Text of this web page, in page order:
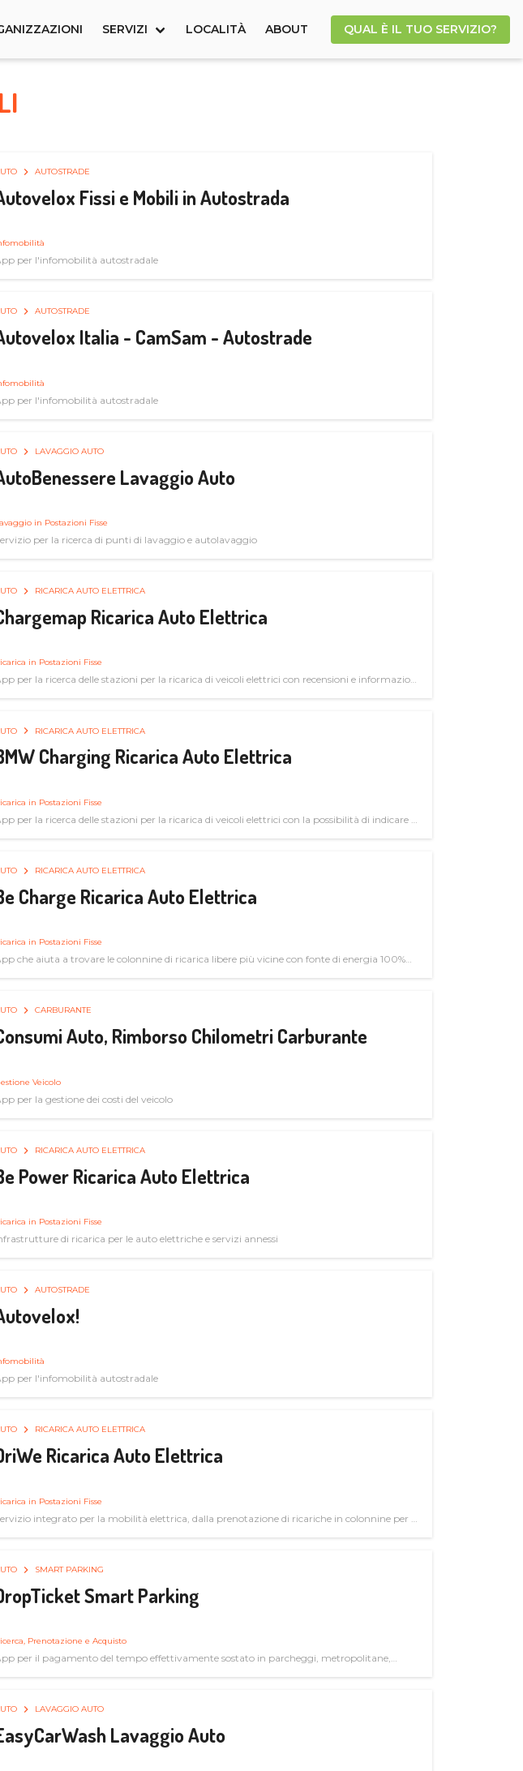
SERVIZI LOCALITÀ ABOUT QUAL È IL TUO SERVIZIO?
AUTOSTRADE
Fissi e Mobili in Autostrada
per l'infomobilità autostradale
AUTOSTRADE
Italia - CamSam - Autostrade
per l'infomobilità autostradale
LAVAGGIO AUTO
Lavaggio Auto
in Postazioni Fisse
per la ricerca di punti di lavaggio e autolavaggio
RICARICA AUTO ELETTRICA
Ricarica Auto Elettrica
in Postazioni Fisse
per la ricerca delle stazioni per la ricarica di veicoli elettrici con recensioni e informazioni
RICARICA AUTO ELETTRICA
Charging Ricarica Auto Elettrica
in Postazioni Fisse
per la ricerca delle stazioni per la ricarica di veicoli elettrici con la possibilità di indicare le
RICARICA AUTO ELETTRICA
Charge Ricarica Auto Elettrica
in Postazioni Fisse
che aiuta a trovare le colonnine di ricarica libere più vicine con fonte di energia 100%
CARBURANTE
Auto, Rimborso Chilometri Carburante
Veicolo
per la gestione dei costi del veicolo
RICARICA AUTO ELETTRICA
Power Ricarica Auto Elettrica
in Postazioni Fisse
di ricarica per le auto elettriche e servizi annessi
AUTOSTRADE
per l'infomobilità autostradale
RICARICA AUTO ELETTRICA
Ricarica Auto Elettrica
in Postazioni Fisse
integrato per la mobilità elettrica, dalla prenotazione di ricariche in colonnine per il
SMART PARKING
Smart Parking
Prenotazione e Acquisto
per il pagamento del tempo effettivamente sostato in parcheggi, metropolitane,
LAVAGGIO AUTO
Lavaggio Auto